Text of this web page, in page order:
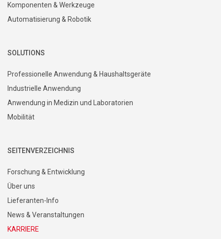
Komponenten & Werkzeuge
Automatisierung & Robotik
SOLUTIONS
Professionelle Anwendung & Haushaltsgeräte
Industrielle Anwendung
Anwendung in Medizin und Laboratorien
Mobilität
SEITENVERZEICHNIS
Forschung & Entwicklung
Über uns
Lieferanten-Info
News & Veranstaltungen
KARRIERE